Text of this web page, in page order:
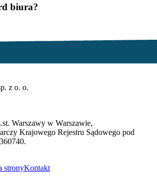
biura?
z o. o.
Warszawy w Warszawie,
Krajowego Rejestru Sądowego pod
stronyKontakt